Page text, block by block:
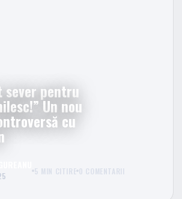
pentru
Un nou
cu
5 MIN CITIRE 0 COMENTARII